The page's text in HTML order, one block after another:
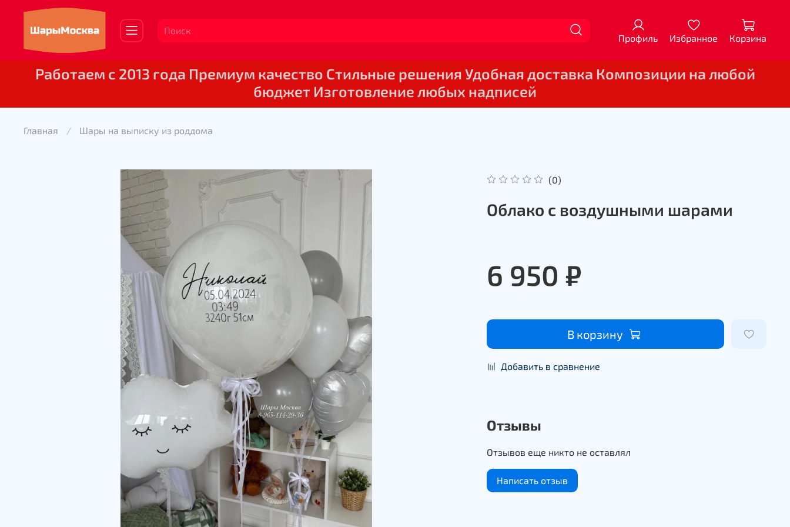
Профиль Избранное Корзина
Работаем с 2013 года Премиум качество Стильные решения Удобная доставка Композиции на любой
бюджет Изготовление любых надписей
Главная Шары на выписку из роддома
(0)
Облако с воздушными шарами
6 950 ₽
В корзину
Добавить в сравнение
Отзывы
Отзывов еще никто не оставлял
Написать отзыв